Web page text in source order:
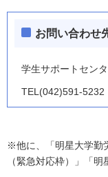
お問い合わせ
学生サポートセン
TEL(042)591-5232
※他に、「明星大学勤
（緊急対応枠）」「